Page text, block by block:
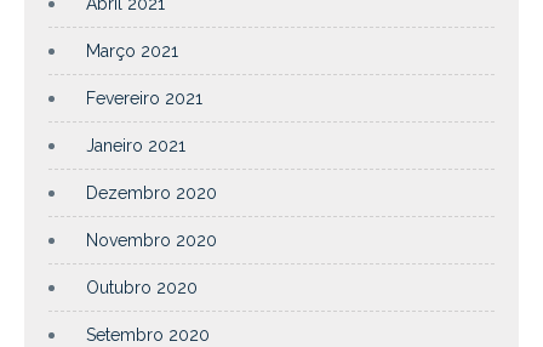
Abril 2021
Março 2021
Fevereiro 2021
Janeiro 2021
Dezembro 2020
Novembro 2020
Outubro 2020
Setembro 2020